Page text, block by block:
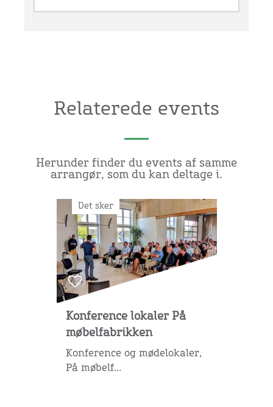
Relaterede events
Herunder finder du events af samme
arrangør, som du kan deltage i.
Det sker
Konference lokaler På
møbelfabrikken
Konference og mødelokaler,
På møbelf...